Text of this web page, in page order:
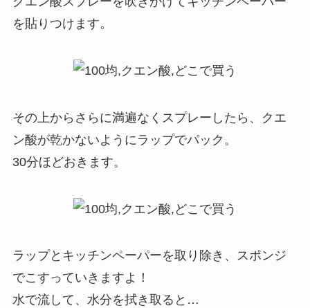
を貼りつけます。
その上からさらに満遍なくスプレーしたら、クエ
ン酸が乾かないようにラップでパック。
30分ほどおきます。
ラップとキッチンペーパーを取り除き、スポンジ
でこすっていきますよ！
水で流して、水分を拭き取ると…